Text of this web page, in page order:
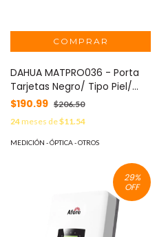
DAHUA MATPRO036 - Porta
Tarjetas Negro/ Tipo Piel/
con Logo Dahua/
Promocional
$190.99 $206.50
24meses de$11.54
MEDICIÓN - ÓPTICA - OTROS
29%
OFF